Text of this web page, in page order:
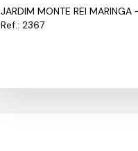
JARDIM MONTE REI MARINGA
Ref.: 2367